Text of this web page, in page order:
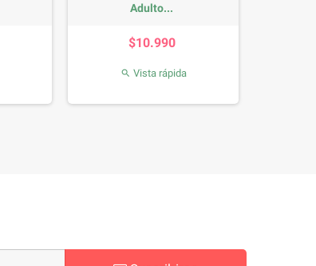
Adulto...
$10.990
 Vista rápida